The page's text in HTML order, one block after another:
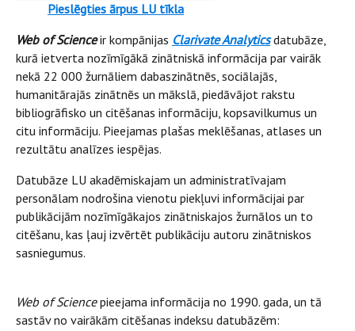
Pieslēgties ārpus LU tīkla
Web of Scienceir kompānijas Clarivate Analyticsdatubāze,
kurā ietverta nozīmīgākā zinātniskā informācija par vairāk
nekā 22 000 žurnāliem dabaszinātnēs, sociālajās,
humanitārajās zinātnēs un mākslā, piedāvājot rakstu
bibliogrāfisko un citēšanas informāciju, kopsavilkumus un
citu informāciju. Pieejamas plašas meklēšanas, atlases un
rezultātu analīzes iespējas.
Datubāze LU akadēmiskajam un administratīvajam
personālam nodrošina vienotu piekļuvi informācijai par
publikācijām nozīmīgākajos zinātniskajos žurnālos un to
citēšanu, kas ļauj izvērtēt publikāciju autoru zinātniskos
sasniegumus.
Web of Sciencepieejama informācija no 1990. gada, un tā
sastāv no vairākām citēšanas indeksu datubāzēm: